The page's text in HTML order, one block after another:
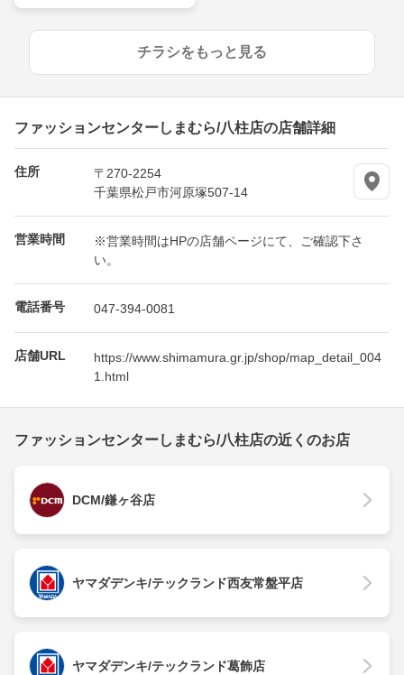
チラシをもっと見る
ファッションセンターしまむら/八柱店の店舗詳細
住所
〒270-2254
千葉県松戸市河原塚507-14
営業時間
※営業時間はHPの店舗ページにて、ご確認下さ
い。
電話番号 047-394-0081
店舗URL
https://www.shimamura.gr.jp/shop/map_detail_004
1.html
ファッションセンターしまむら/八柱店の近くのお店
DCM/鎌ヶ谷店
ヤマダデンキ/テックランド西友常盤平店
ヤマダデンキ/テックランド葛飾店